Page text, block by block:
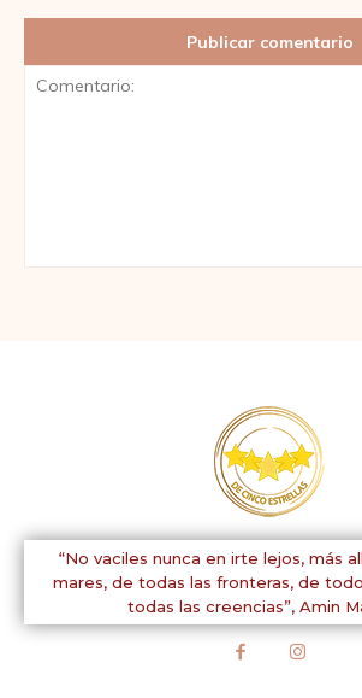
“No vaciles nunca en irte lejos, más
mares, de todas las fronteras, de
todas las creencias”, Amin